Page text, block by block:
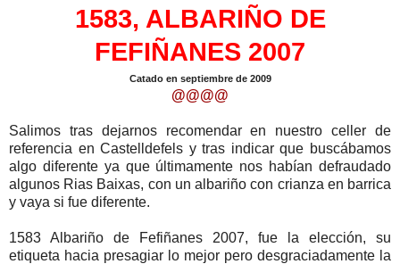
1583, ALBARIÑO DE
FEFIÑANES 2007
Catado en septiembre de 2009
@@@@
Salimos tras dejarnos recomendar en nuestro celler de
referencia en Castelldefels y tras indicar que buscábamos
algo diferente ya que últimamente nos habían defraudado
algunos Rias Baixas, con un albariño con crianza en barrica
y vaya si fue diferente.
1583 Albariño de Fefiñanes 2007, fue la elección, su
etiqueta hacia presagiar lo mejor pero desgraciadamente la